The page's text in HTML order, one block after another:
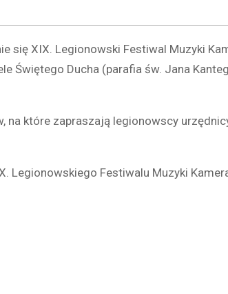
się XIX. Legionowski Festiwal Muzyki
Świętego Ducha (parafia św. Jana
na które zapraszają legionowscy
Legionowskiego Festiwalu Muzyki